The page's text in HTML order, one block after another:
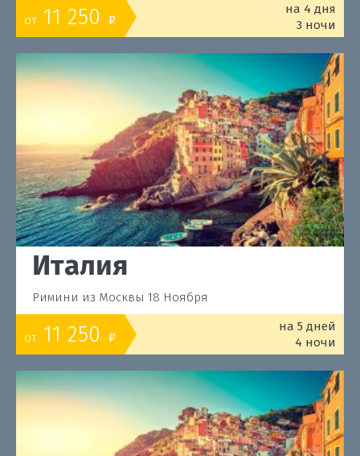
от 11 250 o
на 4 дня
3 ночи
Италия
Римини из Москвы 18 Ноября
от 11 250 o
на 5 дней
4 ночи